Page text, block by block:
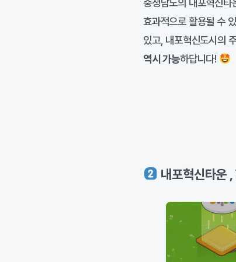
충청남도의 내포혁신타
효과적으로 활용될 수
있고, 내포혁신도시의
역시 가능하답니다!
내포혁신타운